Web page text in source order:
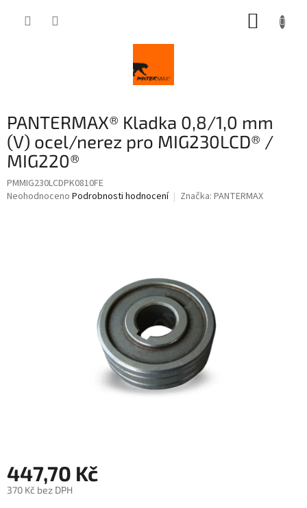
PANTERMAX® Kladka 0,8/1,0 mm
(V) ocel/nerez pro MIG230LCD® /
MIG220®
PMMIG230LCDPK0810FE
Průměrné
Neohodnoceno Podrobnosti hodnocení Značka: PANTERMAX
447,70 Kč
370 Kč bez DPH